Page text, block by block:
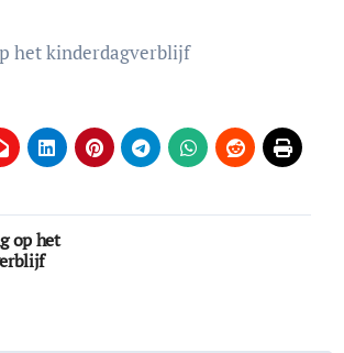
het kinderdagverblijf
op het